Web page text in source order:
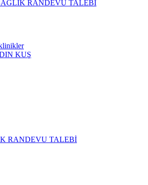
RANDEVU TALEBİ
KUŞ
RANDEVU TALEBİ